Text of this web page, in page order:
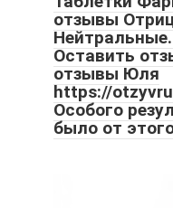
отзывы
Оставить
отзывы Юля
https://
Особого
было от